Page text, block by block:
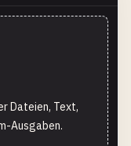
Dateien, Text,
Ausgaben.